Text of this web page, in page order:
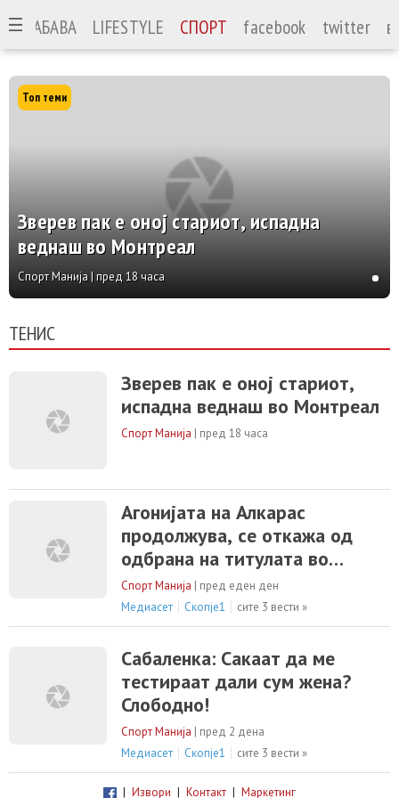
ЗАБАВА LIFESTYLE СПОРТ facebook twitter
Топ теми
Зверев пак е оној стариот, испадна
веднаш во Монтреал
Спорт Манија | пред 18 часа
ТЕНИС
Зверев пак е оној стариот,
испадна веднаш во Монтреал
Спорт Манија | пред 18 часа
Агонијата на Алкарас
продолжува, се откажа од
одбрана на титулата во
Синсинати
Спорт Манија | пред еден ден
Медиасет
Скопје1 сите 3 вести »
Сабаленка: Сакаат да ме
тестираат дали сум жена?
Слободно!
Спорт Манија | пред 2 дена
Медиасет
Скопје1 сите 3 вести »
| Извори | Контакт | Маркетинг